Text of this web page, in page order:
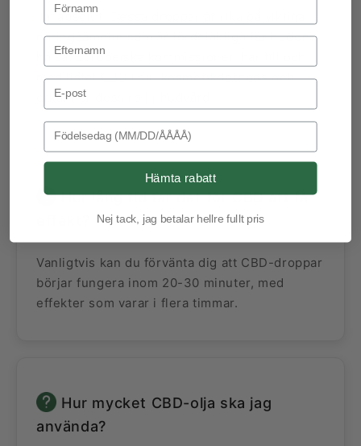
Ja, absolut. Dessa droppar är rika på viktiga
näringsämnen som är fördelaktiga för hudens
hälsa. Europeiska kommissionen har till och
med listat CBD i sinkosmetikdatabas och
erkänner dess roll i hudvård.
Hur lång tid tar det för CBD att få
Vanligtvis kan du förvänta dig att CBD-droppar
börjar fungera inom 20-30 minuter, med
effekter som varar i flera timmar.
Hur mycket CBD-olja ska jag
använda?
Email Address
Birthday
Hämta rabatt
Nej tack, jag betalar hellre fullt pris